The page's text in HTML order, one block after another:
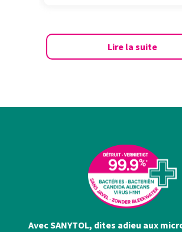
Lire la suite
Avec SANYTOL, dites adieu aux